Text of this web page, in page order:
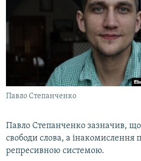
Павло Степанченко
Павло Степанченко зазначив,
свободи слова, а інакомислення
репресивною системою.